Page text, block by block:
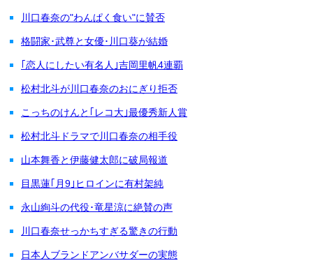
川口春奈の"わんぱく食い"に賛否
格闘家･武尊と女優･川口葵が結婚
｢恋人にしたい有名人｣吉岡里帆4連覇
松村北斗が川口春奈のおにぎり拒否
こっちのけんと｢レコ大｣最優秀新人賞
松村北斗ドラマで川口春奈の相手役
山本舞香と伊藤健太郎に破局報道
目黒蓮｢月9｣ヒロインに有村架純
永山絢斗の代役･竜星涼に絶賛の声
川口春奈せっかちすぎる驚きの行動
日本人ブランドアンバサダーの実態